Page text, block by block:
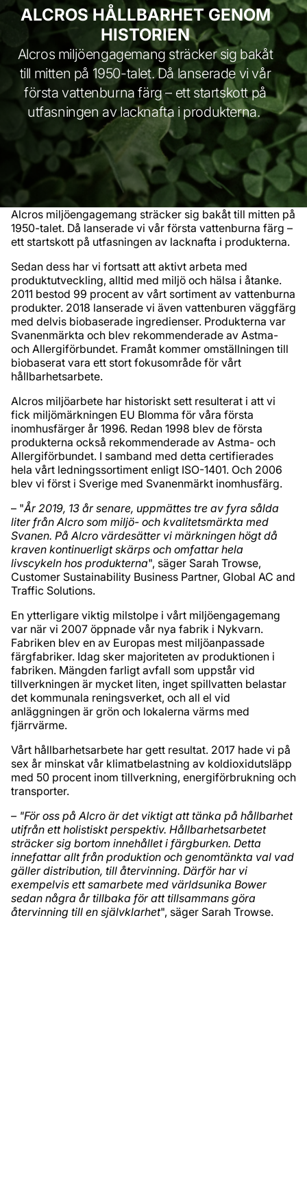
ALCROS HÅLLBARHET GENOM
HISTORIEN
Alcros miljöengagemang sträcker sig bakåt
till mitten på 1950-talet. Då lanserade vi vår
första vattenburna färg – ett startskott på
utfasningen av lacknafta i produkterna.
Alcros miljöengagemang sträcker sig bakåt till mitten på
1950-talet. Då lanserade vi vår första vattenburna färg –
ett startskott på utfasningen av lacknafta i produkterna.
Sedan dess har vi fortsatt att aktivt arbeta med
produktutveckling, alltid med miljö och hälsa i åtanke.
2011 bestod 99 procent av vårt sortiment av vattenburna
produkter. 2018 lanserade vi även vattenburen väggfärg
med delvis biobaserade ingredienser. Produkterna var
Svanenmärkta och blev rekommenderade av Astma-
och Allergiförbundet. Framåt kommer omställningen till
biobaserat vara ett stort fokusområde för vårt
hållbarhetsarbete.
Alcros miljöarbete har historiskt sett resulterat i att vi
fick miljömärkningen EU Blomma för våra första
inomhusfärger år 1996. Redan 1998 blev de första
produkterna också rekommenderade av Astma- och
Allergiförbundet. I samband med detta certifierades
hela vårt ledningssortiment enligt ISO-1401. Och 2006
blev vi först i Sverige med Svanenmärkt inomhusfärg.
– "År 2019, 13 år senare, uppmättes tre av fyra sålda
liter från Alcro som miljö- och kvalitetsmärkta med
Svanen. På Alcro värdesätter vi märkningen högt då
kraven kontinuerligt skärps och omfattar hela
livscykeln hos produkterna", säger Sarah Trowse,
Customer Sustainability Business Partner, Global AC and
Traffic Solutions.
En ytterligare viktig milstolpe i vårt miljöengagemang
var när vi 2007 öppnade vår nya fabrik i Nykvarn.
Fabriken blev en av Europas mest miljöanpassade
färgfabriker. Idag sker majoriteten av produktionen i
fabriken. Mängden farligt avfall som uppstår vid
tillverkningen är mycket liten, inget spillvatten belastar
det kommunala reningsverket, och all el vid
anläggningen är grön och lokalerna värms med
fjärrvärme.
Vårt hållbarhetsarbete har gett resultat. 2017 hade vi på
sex år minskat vår klimatbelastning av koldioxidutsläpp
med 50 procent inom tillverkning, energiförbrukning och
transporter.
– "För oss på Alcro är det viktigt att tänka på hållbarhet
utifrån ett holistiskt perspektiv. Hållbarhetsarbetet
sträcker sig bortom innehållet i färgburken. Detta
innefattar allt från produktion och genomtänkta val vad
gäller distribution, till återvinning. Därför har vi
exempelvis ett samarbete med världsunika Bower
sedan några år tillbaka för att tillsammans göra
återvinning till en självklarhet", säger Sarah Trowse.